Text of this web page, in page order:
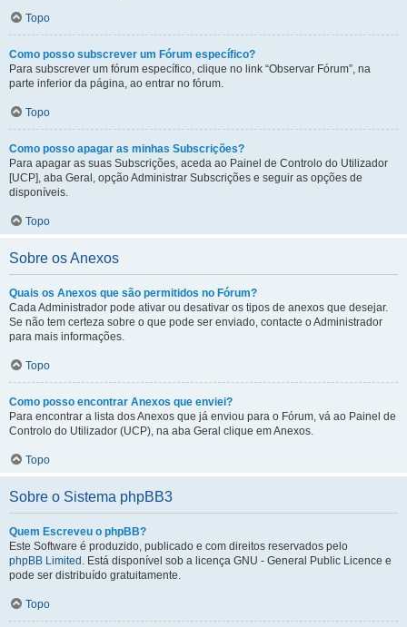
Topo
Como posso subscrever um Fórum específico?
Para subscrever um fórum específico, clique no link “Observar Fórum”, na
parte inferior da página, ao entrar no fórum.
Topo
Como posso apagar as minhas Subscrições?
Para apagar as suas Subscrições, aceda ao Painel de Controlo do Utilizador
[UCP], aba Geral, opção Administrar Subscrições e seguir as opções de
disponíveis.
Topo
Sobre os Anexos
Quais os Anexos que são permitidos no Fórum?
Cada Administrador pode ativar ou desativar os tipos de anexos que desejar.
Se não tem certeza sobre o que pode ser enviado, contacte o Administrador
para mais informações.
Topo
Como posso encontrar Anexos que enviei?
Para encontrar a lista dos Anexos que já enviou para o Fórum, vá ao Painel de
Controlo do Utilizador (UCP), na aba Geral clique em Anexos.
Topo
Sobre o Sistema phpBB3
Quem Escreveu o phpBB?
Este Software é produzido, publicado e com direitos reservados pelo
phpBB Limited . Está disponível sob a licença GNU - General Public Licence e
pode ser distribuído gratuitamente.
Topo